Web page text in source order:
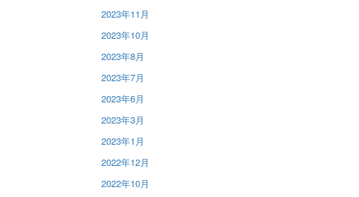
2023年11月
2023年10月
2023年8月
2023年7月
2023年6月
2023年3月
2023年1月
2022年12月
2022年10月